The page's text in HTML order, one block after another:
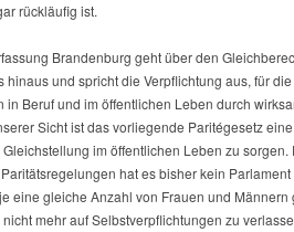
rückläufig ist.
Brandenburg geht über den
hinaus und spricht die Verpflichtung aus, für
in Beruf und im öffentlichen Leben durch
Sicht ist das vorliegende Paritégesetz
im öffentlichen Leben zu sorgen.
hat es bisher kein
eine gleiche Anzahl von Frauen und
nicht mehr auf Selbstverpflichtungen zu